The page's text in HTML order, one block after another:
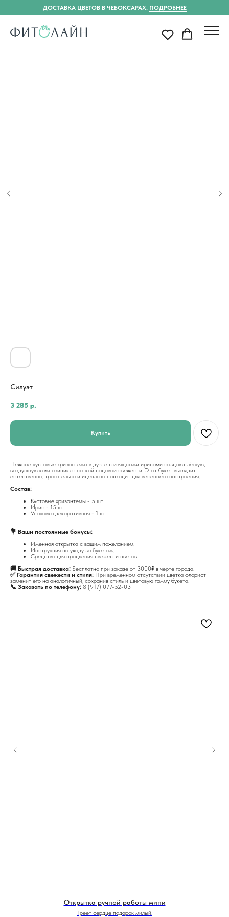
ДОСТАВКА ЦВЕТОВ В ЧЕБОКСАРАХ. ПОДРОБНЕЕ
Силуэт
3 285 р.
Купить
Нежные кустовые хризантемы в дуэте с изящными ирисами создают лёгкую,
воздушную композицию с ноткой садовой свежести. Этот букет выглядит
естественно, трогательно и идеально подходит для весеннего настроения.
Состав:
Кустовые хризантемы - 5 шт
Ирис - 15 шт
Упаковка декоративная - 1 шт
💐 Ваши постоянные бонусы:
Именная открытка с вашим пожеланием.
Инструкция по уходу за букетом.
Средство для продления свежести цветов.
🚚 Быстрая доставка: Бесплатно при заказе от 3000₽ в черте города.
✅ Гарантия свежести и стиля: При временном отсутствии цветка флорист
заменит его на аналогичный, сохранив стиль и цветовую гамму букета.
📞 Заказать по телефону: 8 (917) 077-52-03
Открытка ручной работы мини
Греет сердце подарок милый.